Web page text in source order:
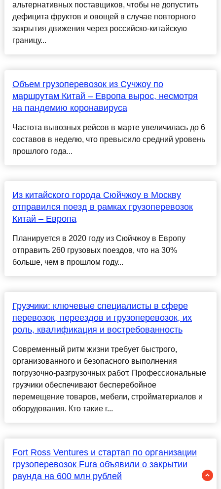
альтернативных поставщиков, чтобы не допустить
дефицита фруктов и овощей в случае повторного
закрытия движения через российско-китайскую
границу...
Объем грузоперевозок из Сучжоу по
маршрутам Китай – Европа вырос, несмотря
на пандемию коронавируса
Частота вывозных рейсов в марте увеличилась до 6
составов в неделю, что превысило средний уровень
прошлого года...
Из китайского города Сюйчжоу в Москву
отправился поезд в рамках грузоперевозок
Китай – Европа
Планируется в 2020 году из Сюйчжоу в Европу
отправить 260 грузовых поездов, что на 30%
больше, чем в прошлом году...
Грузчики: ключевые специалисты в сфере
перевозок, переездов и грузоперевозок, их
роль, квалификация и востребованность
Современный ритм жизни требует быстрого,
организованного и безопасного выполнения
погрузочно-разгрузочных работ. Профессиональные
грузчики обеспечивают бесперебойное
перемещение товаров, мебели, стройматериалов и
оборудования. Кто такие г...
Fort Ross Ventures и стартап по организации
грузоперевозок Fura объявили о закрытии
раунда на 600 млн рублей